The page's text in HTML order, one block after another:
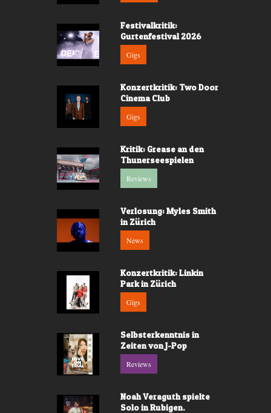
Festivalkritik:
Gurtenfestival 2026
Gigs
Konzertkritik: Two Door
Cinema Club
Gigs
Kritik: Grease an den
Thunerseespielen
Reviews
Verlosung: Myles Smith
in Zürich
News
Konzertkritik: Linkin
Park in Zürich
Gigs
Selbsterkenntnis in
Zeiten von J-Pop
Reviews
Noah Veraguth spielte
Solo in Rubigen.